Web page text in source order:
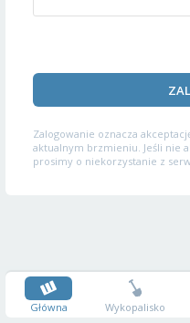
Zalogowanie oznacza
aktualnym brzmieniu. Jeśli nie
prosimy o niekorzystanie z
Główna Wykopalisko